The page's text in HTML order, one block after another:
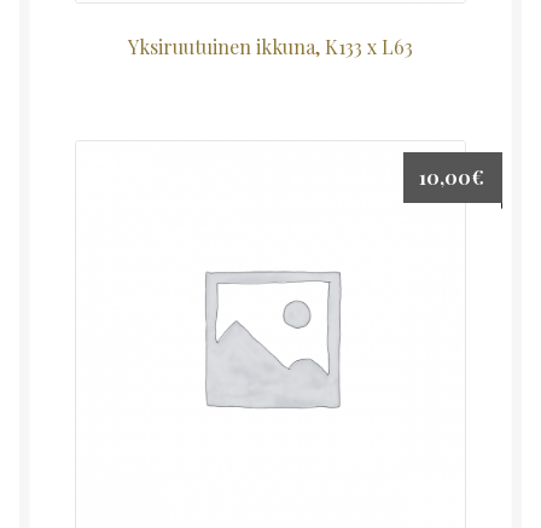
Yksiruutuinen ikkuna, K133 x L63
10,00€